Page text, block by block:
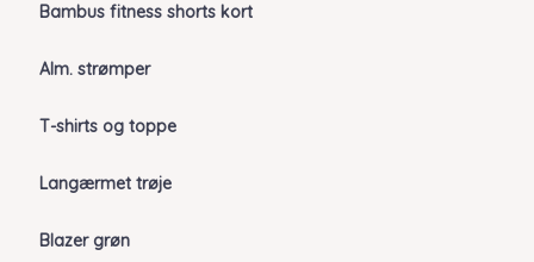
Bambus fitness shorts kort
Alm. strømper
T-shirts og toppe
Langærmet trøje
Blazer grøn